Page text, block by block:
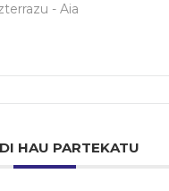
- Aia
HAU PARTEKATU